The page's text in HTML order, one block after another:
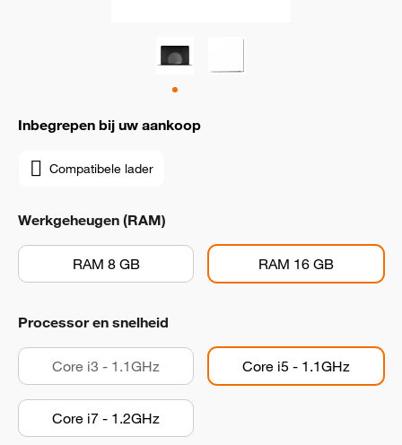
Inbegrepen bij uw aankoop
Compatibele lader
Werkgeheugen (RAM)
RAM 8 GB RAM 16 GB
Processor en snelheid
Core i3 - 1.1GHz Core i5 - 1.1GHz
Core i7 - 1.2GHz